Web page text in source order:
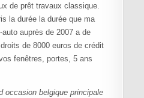
de prêt travaux classique.
la durée la durée que ma
auprès de 2007 a de
de 8000 euros de crédit
fenêtres, portes, 5 ans
occasion belgique principale